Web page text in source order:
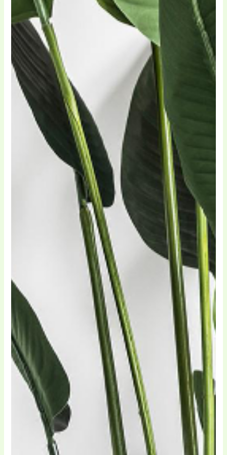
care să te ajute să transformi casa într-un spațiu
cu adevărat special, beneficiind de oferte
avantajoase și experiențe personalizate.